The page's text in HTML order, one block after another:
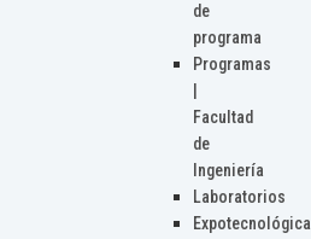
de
programa
Programas
Facultad
de
Ingeniería
Laboratorios
Expotecnológica